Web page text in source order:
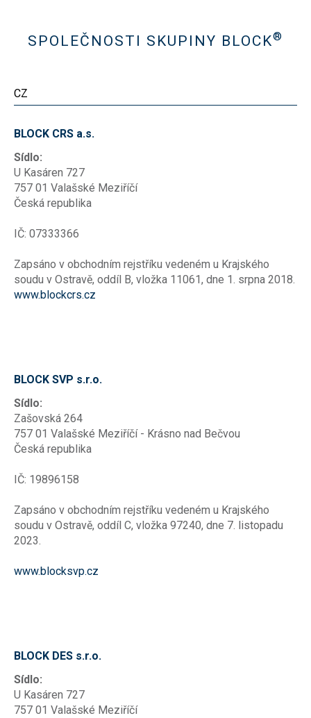
SPOLEČNOSTI SKUPINY BLOCK®
CZ
BLOCK CRS a.s.
Sídlo:
U Kasáren 727
757 01 Valašské Meziříčí
Česká republika
IČ: 07333366
Zapsáno v obchodním rejstříku vedeném u Krajského
soudu v Ostravě, oddíl B, vložka 11061, dne 1. srpna 2018.
www.blockcrs.cz
BLOCK SVP s.r.o.
Sídlo:
Zašovská 264
757 01 Valašské Meziříčí - Krásno nad Bečvou
Česká republika
IČ: 19896158
Zapsáno v obchodním rejstříku vedeném u Krajského
soudu v Ostravě, oddíl C, vložka 97240, dne 7. listopadu
2023.
www.blocksvp.cz
BLOCK DES s.r.o.
Sídlo:
U Kasáren 727
757 01 Valašské Meziříčí